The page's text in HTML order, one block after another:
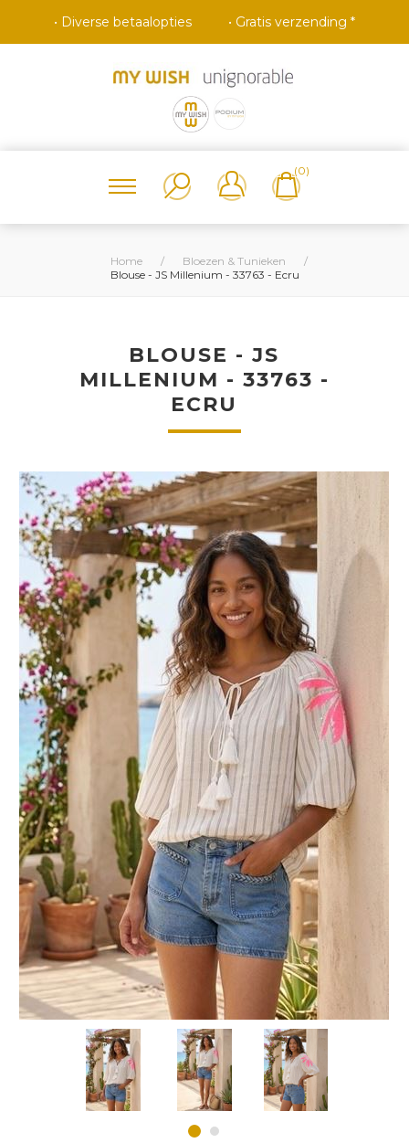
• Diverse betaalopties • Gratis verzending *
(0)
Home / Bloezen & Tunieken
/
Blouse - JS Millenium - 33763 - Ecru
BLOUSE - JS
MILLENIUM - 33763 -
ECRU